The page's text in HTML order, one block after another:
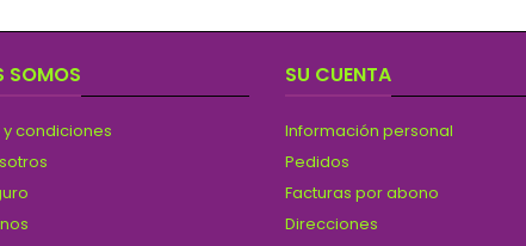
SOMOS
condiciones
SU CUENTA
Información personal
Pedidos
Facturas por abono
Direcciones